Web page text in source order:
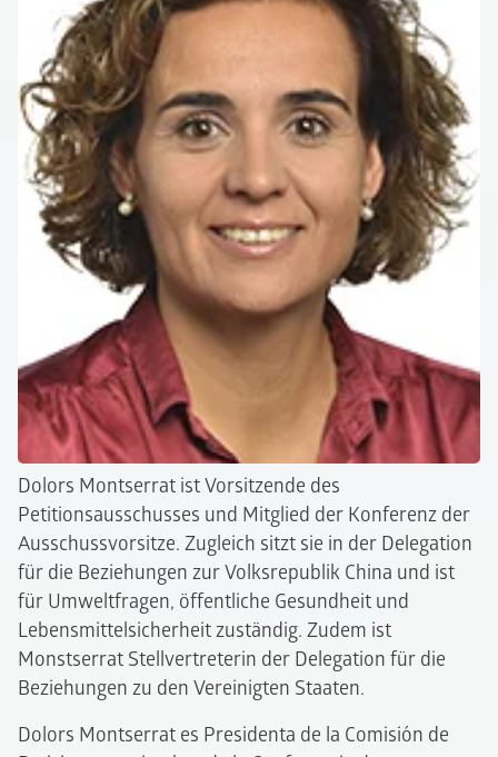
Dolors Montserrat ist Vorsitzende des
Petitionsausschusses und Mitglied der Konferenz der
Ausschussvorsitze. Zugleich sitzt sie in der Delegation
für die Beziehungen zur Volksrepublik China und ist
für Umweltfragen, öffentliche Gesundheit und
Lebensmittelsicherheit zuständig. Zudem ist
Monstserrat Stellvertreterin der Delegation für die
Beziehungen zu den Vereinigten Staaten.
Dolors Montserrat es Presidenta de la Comisión de